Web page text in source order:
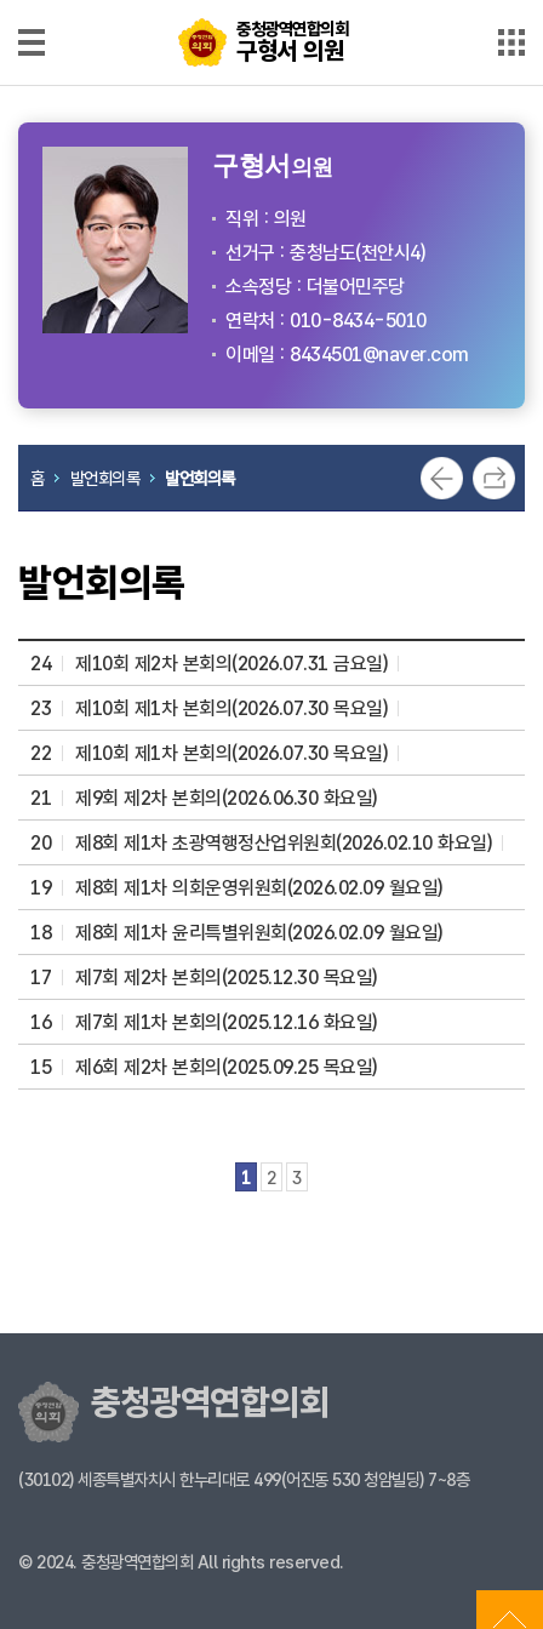
역
회
구
형
서
의
원
의
록
언
상
동
충청광역연합의회
구형서 의원
구형서 의원
직위 : 의원
선거구 : 충청남도(천안시4)
소속정당 : 더불어민주당
연락처 : 010-8434-5010
이메일 : 8434501@naver.com
홈 발언회의록 발언회의록
발언회의록
24
제10회 제2차 본회의(2026.07.31 금요일)
23
제10회 제1차 본회의(2026.07.30 목요일)
22
제10회 제1차 본회의(2026.07.30 목요일)
21
제9회 제2차 본회의(2026.06.30 화요일)
20
제8회 제1차 초광역행정산업위원회(2026.02.10 화요일)
19
제8회 제1차 의회운영위원회(2026.02.09 월요일)
18
제8회 제1차 윤리특별위원회(2026.02.09 월요일)
17
제7회 제2차 본회의(2025.12.30 목요일)
16
제7회 제1차 본회의(2025.12.16 화요일)
15
제6회 제2차 본회의(2025.09.25 목요일)
1 2 3
충청광역연합의회
(30102) 세종특별자치시 한누리대로 499(어진동 530 청암빌딩) 7~8층
© 2024. 충청광역연합의회 All rights reserved.